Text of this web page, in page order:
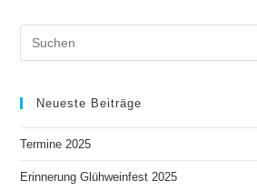
Neueste Beiträge
Termine 2025
Erinnerung Glühweinfest 2025